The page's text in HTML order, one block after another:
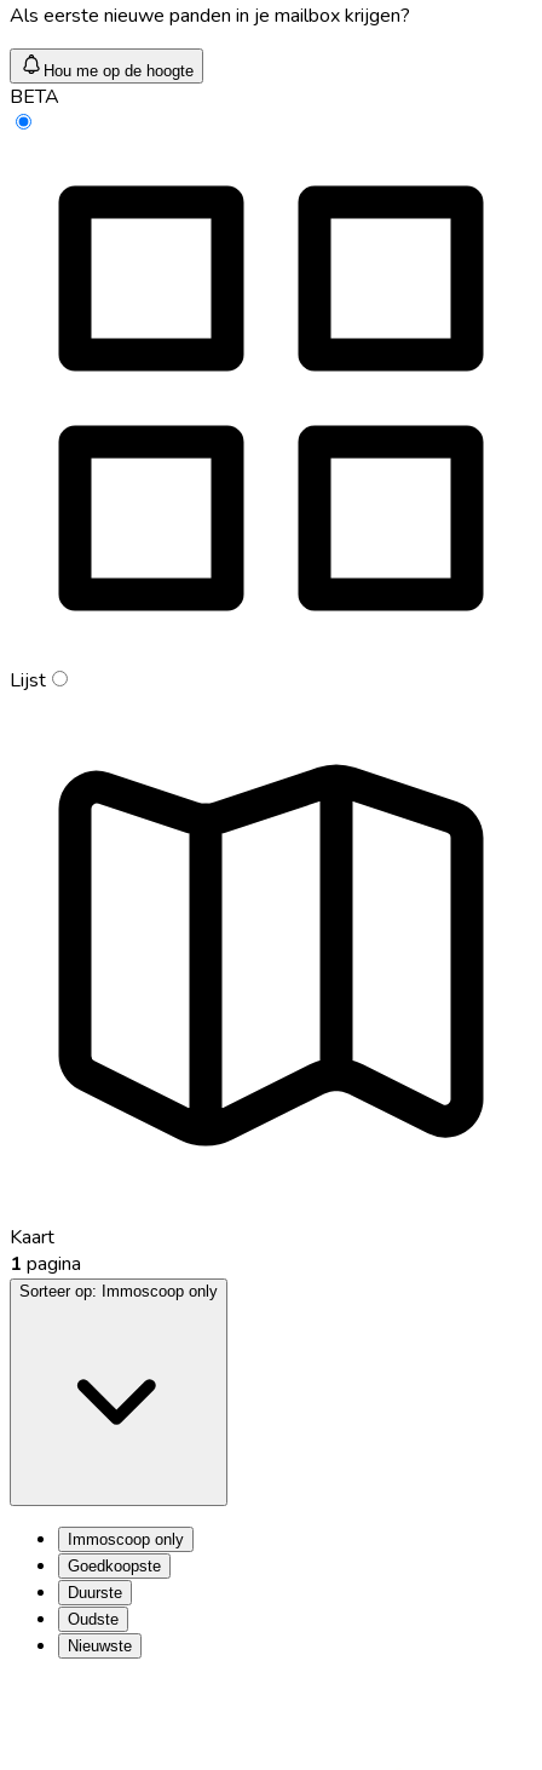
Als eerste nieuwe panden in je mailbox krijgen?
Hou me op de hoogte
BETA
Lijst
Kaart
1 pagina
Sorteer op: Immoscoop only
Immoscoop only
Goedkoopste
Duurste
Oudste
Nieuwste